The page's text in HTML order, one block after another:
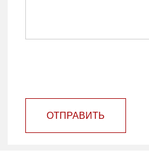
ОТПРАВИТЬ